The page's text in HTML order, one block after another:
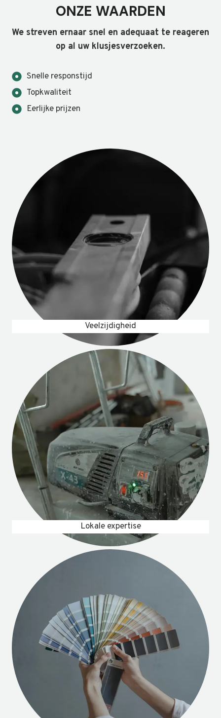
ONZE WAARDEN
We streven ernaar snel en adequaat te reageren
op al uw klusjesverzoeken.
Snelle responstijd
Topkwaliteit
Eerlijke prijzen
Veelzijdigheid
Lokale expertise